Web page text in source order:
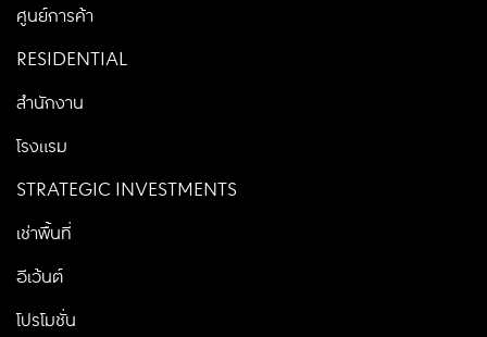
ศูนย์การค้า
RESIDENTIAL
สำนักงาน
โรงแรม
STRATEGIC INVESTMENTS
เช่าพื้นที่
อีเว้นต์
โปรโมชั่น